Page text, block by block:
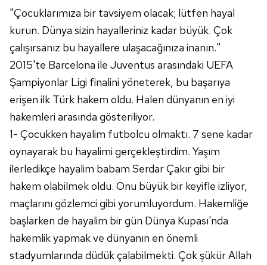
"Çocuklarımıza bir tavsiyem olacak; lütfen hayal
kurun. Dünya sizin hayalleriniz kadar büyük. Çok
çalışırsanız bu hayallere ulaşacağınıza inanın."
2015'te Barcelona ile Juventus arasındaki UEFA
Şampiyonlar Ligi finalini yöneterek, bu başarıya
erişen ilk Türk hakem oldu. Halen dünyanın en iyi
hakemleri arasında gösteriliyor.
1- Çocukken hayalim futbolcu olmaktı. 7 sene kadar
oynayarak bu hayalimi gerçekleştirdim. Yaşım
ilerledikçe hayalim babam Serdar Çakır gibi bir
hakem olabilmek oldu. Onu büyük bir keyifle izliyor,
maçlarını gözlemci gibi yorumluyordum. Hakemliğe
başlarken de hayalim bir gün Dünya Kupası'nda
hakemlik yapmak ve dünyanın en önemli
stadyumlarında düdük çalabilmekti. Çok şükür Allah